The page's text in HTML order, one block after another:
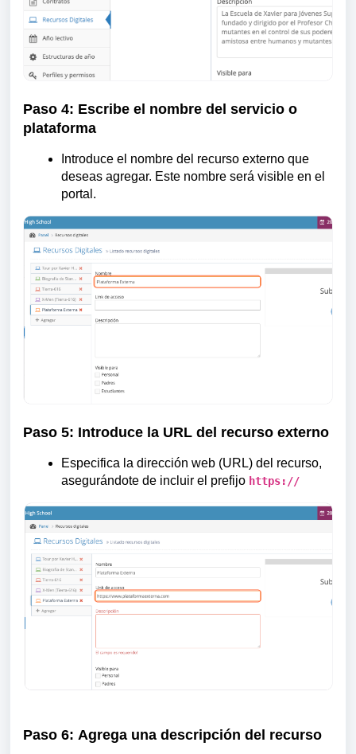
Paso 4: Escribe el nombre del servicio o
plataforma
Introduce el nombre del recurso externo que
deseas agregar. Este nombre será visible en el
portal.
Paso 5: Introduce la URL del recurso externo
Especifica la dirección web (URL) del recurso,
asegurándote de incluir el prefijo https://
Paso 6: Agrega una descripción del recurso